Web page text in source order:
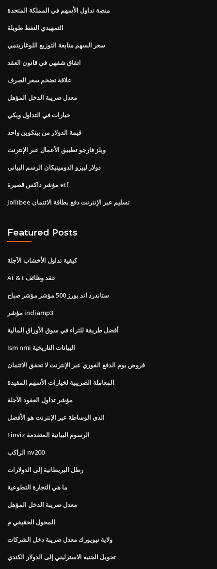
منصة تداول الأسهم في المملكة المتحدة
التمهيدي النفط طويلة
سعر السهم متابعة التوزيع اللوغاريتمي
اتفاق شفهي في قانون العقد
علاقة تضخم سعر الصرف
معدل ضريبة الدخل المؤهل
خيارات في التداول ويكي
قيمة الدولار من بيتكوين واحد
ويلز فارجو تطبيق الأعمال عبر الإنترنت
دولار لبيزو الدومينيكان الرسم البياني
مؤشر داكس قصيرة etf
Jollibee تسليم عبر الإنترنت دفع بطاقة الائتمان
Featured Posts
كيفية تداول الأخشاب الآجلة
At & t عقد وظائف
ستاندرد اند بورز 500 مؤشر مؤشر صباح
مؤشر indiamp3
أفضل طريقة للثراء في سوق الأوراق المالية
Ism nmi البيانات التاريخية
قروض يوم الدفع الفوري عبر الإنترنت لا تحقق الائتمان
المعاملة الضريبية لخيارات الأسهم المقيدة
مؤشر تداول العقود الآجلة
الذي الوساطة عبر الإنترنت هو الأفضل
Finviz الرسوم البيانية المتقدمة
الراكب nv200
رطل البريطانية إلى الدولارات
ما هي التجارة التطوعية
معدل ضريبة الدخل المؤهل
المحول الحقيقي م
ولاية نيويورك معدل ضريبة دخل الشركات
تحويل الجنيه الاسترليني إلى الدولار الكندي